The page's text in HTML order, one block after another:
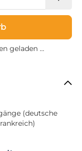
geladen ...
(deutsche